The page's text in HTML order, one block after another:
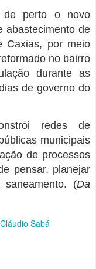
de perto o novo
abastecimento de
Caxias, por meio
no bairro
durante as
de governo do
redes de
municipais
de processos
pensar, planejar
(Da
Cláudio Sabá